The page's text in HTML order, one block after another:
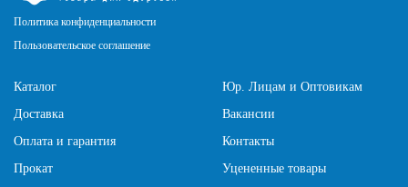
Политика конфиденциальности
Пользовательское соглашение
Каталог
Доставка
Оплата и гарантия
Прокат
Юр. Лицам и Оптовикам
Вакансии
Контакты
Уцененные товары